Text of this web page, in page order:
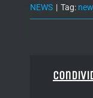
NEWS | Tag: